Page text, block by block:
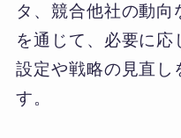
タ、競合他社の動
を通じて、必要に
設定や戦略の見直し
す。